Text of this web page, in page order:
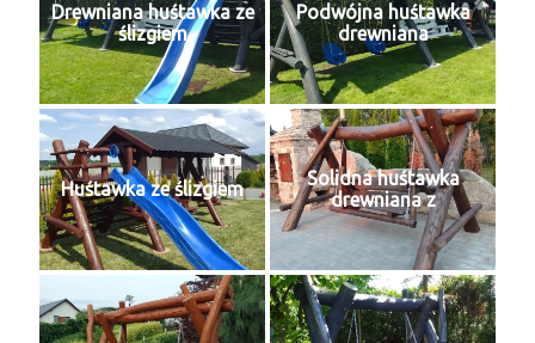
Drewniana huśtawka ze
ślizgiem
Podwójna huśtawka
drewniana
Huśtawka ze ślizgiem
Solidna huśtawka
drewniana z